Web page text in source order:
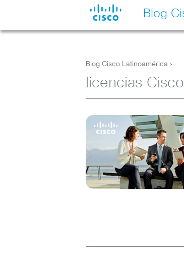
Blog
Blog Cisco Latinoamérica >
licencias Cisco